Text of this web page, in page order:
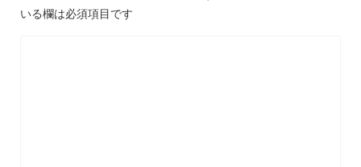
いる欄は必須項目です